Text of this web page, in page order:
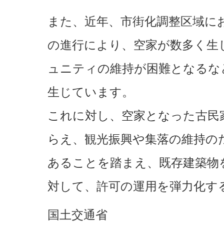
また、近年、市街化調整区域
の進行により、空家が数多く
ュニティの維持が困難となる
生じています。
これに対し、空家となった古
らえ、観光振興や集落の維持
あることを踏まえ、既存建築
対して、許可の運用を弾力化
国土交通省